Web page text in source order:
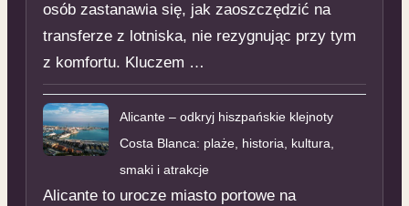
osób zastanawia się, jak zaoszczędzić na
transferze z lotniska, nie rezygnując przy tym
z komfortu. Kluczem …
Alicante – odkryj hiszpańskie klejnoty
Costa Blanca: plaże, historia, kultura,
smaki i atrakcje
Alicante to urocze miasto portowe na